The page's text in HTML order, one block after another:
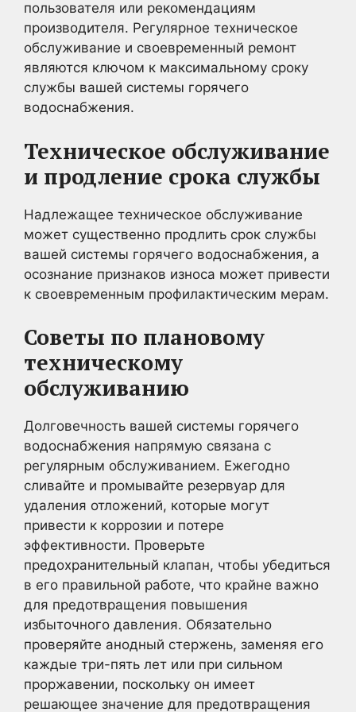
пользователя или рекомендациям
производителя. Регулярное техническое
обслуживание и своевременный ремонт
являются ключом к максимальному сроку
службы вашей системы горячего
водоснабжения.
Техническое обслуживание
и продление срока службы
Надлежащее техническое обслуживание
может существенно продлить срок службы
вашей системы горячего водоснабжения, а
осознание признаков износа может привести
к своевременным профилактическим мерам.
Советы по плановому
техническому
обслуживанию
Долговечность вашей системы горячего
водоснабжения напрямую связана с
регулярным обслуживанием. Ежегодно
сливайте и промывайте резервуар для
удаления отложений, которые могут
привести к коррозии и потере
эффективности. Проверьте
предохранительный клапан, чтобы убедиться
в его правильной работе, что крайне важно
для предотвращения повышения
избыточного давления. Обязательно
проверяйте анодный стержень, заменяя его
каждые три-пять лет или при сильном
проржавении, поскольку он имеет
решающее значение для предотвращения